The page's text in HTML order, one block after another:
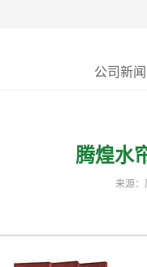
公司新闻
腾煌水
来源